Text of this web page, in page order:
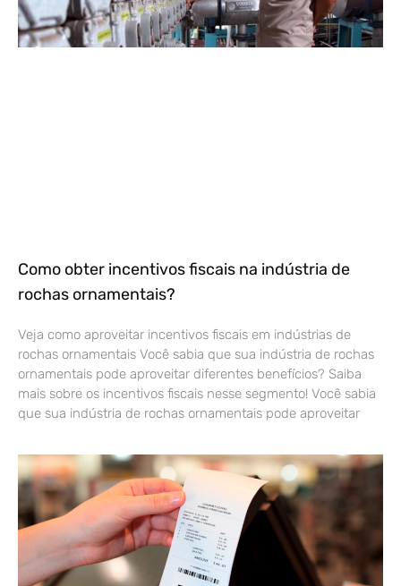
Como obter incentivos fiscais na indústria de
rochas ornamentais?
Veja como aproveitar incentivos fiscais em indústrias de
rochas ornamentais Você sabia que sua indústria de rochas
ornamentais pode aproveitar diferentes benefícios? Saiba
mais sobre os incentivos fiscais nesse segmento! Você sabia
que sua indústria de rochas ornamentais pode aproveitar